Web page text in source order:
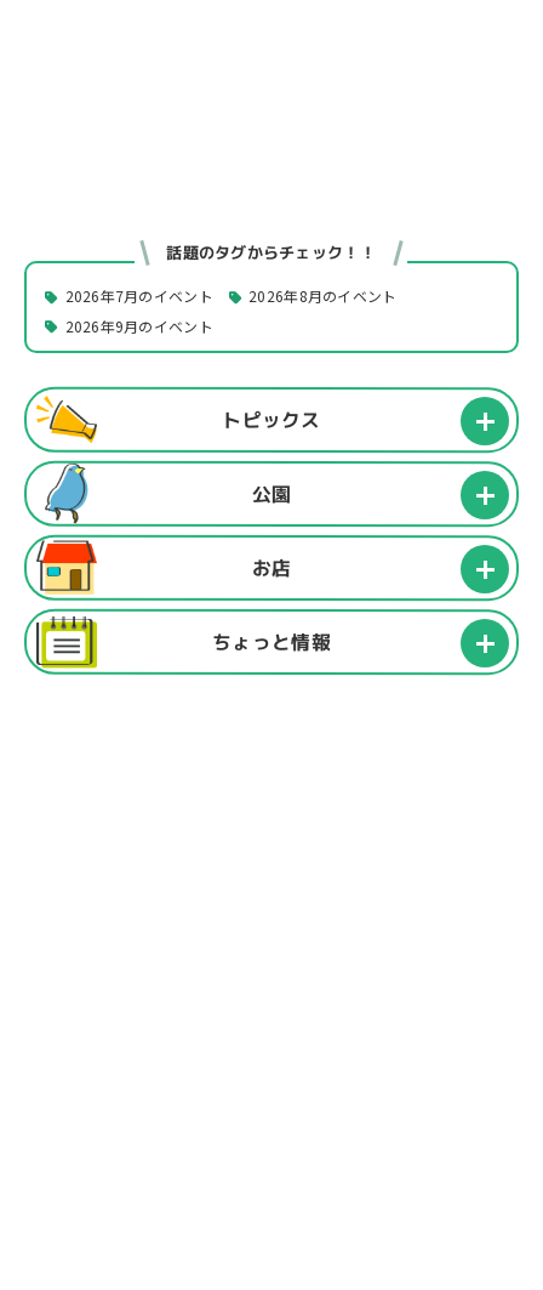
話題のタグからチェック！！
2026年7月のイベント
2026年8月のイベント
2026年9月のイベント
トピックス
公園
お店
ちょっと情報